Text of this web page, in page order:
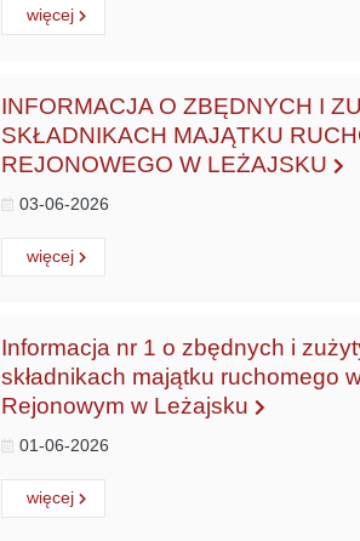
Czytaj
więcejo:
INFORMACJA O ZBĘDNYCH I
SKŁADNIKACH MAJĄTKU
REJONOWEGO W LEŻAJSKU
03-06-2026
Czytaj
więcejo:
Informacja nr 1 o zbędnych i
składnikach majątku ruchomego
Rejonowym w Leżajsku
01-06-2026
Czytaj
więcejo: